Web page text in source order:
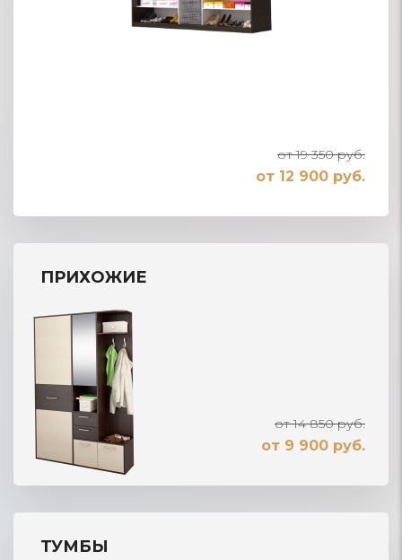
от 19 350 руб.
от 12 900 руб.
ПРИХОЖИЕ
от 14 850 руб.
от 9 900 руб.
ТУМБЫ